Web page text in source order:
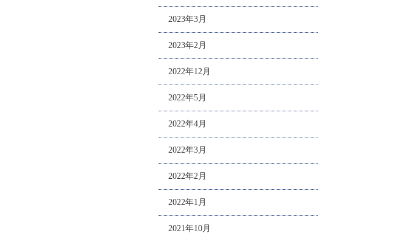
2023年3月
2023年2月
2022年12月
2022年5月
2022年4月
2022年3月
2022年2月
2022年1月
2021年10月